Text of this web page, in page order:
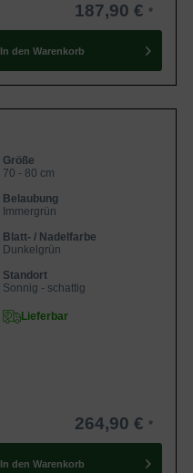
187,90 €
In den Warenkorb
Größe
70 - 80 cm
Belaubung
Immergrün
Blatt- / Nadelfarbe
Dunkelgrün
Standort
Sonnig - schattig
Lieferbar
264,90 €
In den Warenkorb